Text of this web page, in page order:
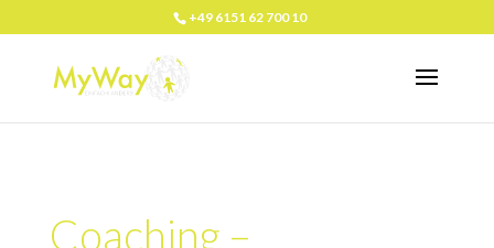
+49 6151 62 700 10
Coaching –